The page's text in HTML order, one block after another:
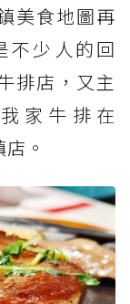
美食地圖再
不少人的回
排店，又主
家牛排在
。